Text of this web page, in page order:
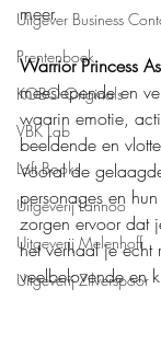
Uitgever Business
Prentenboek
KOBO Originals
VBK Lab
Loft Books
Uitgeverij Lannoo
Uitgeverij Melenhoff
Uitgeverij Zilverspoor
meer.
Warrior Princess
meeslepende en
waarin emotie,
beeldende en
Vooral de
personages en
zorgen ervoor dat
het verhaal je echt
veelbelovende en